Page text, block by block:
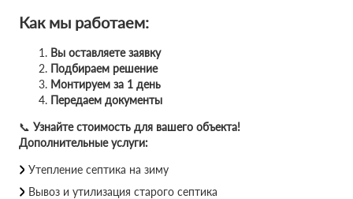
Как мы работаем:
Вы оставляете заявку
Подбираем решение
Монтируем за 1 день
Передаем документы
📞 Узнайте стоимость для вашего объекта!
Дополнительные услуги:
Утепление септика на зиму
Вывоз и утилизация старого септика